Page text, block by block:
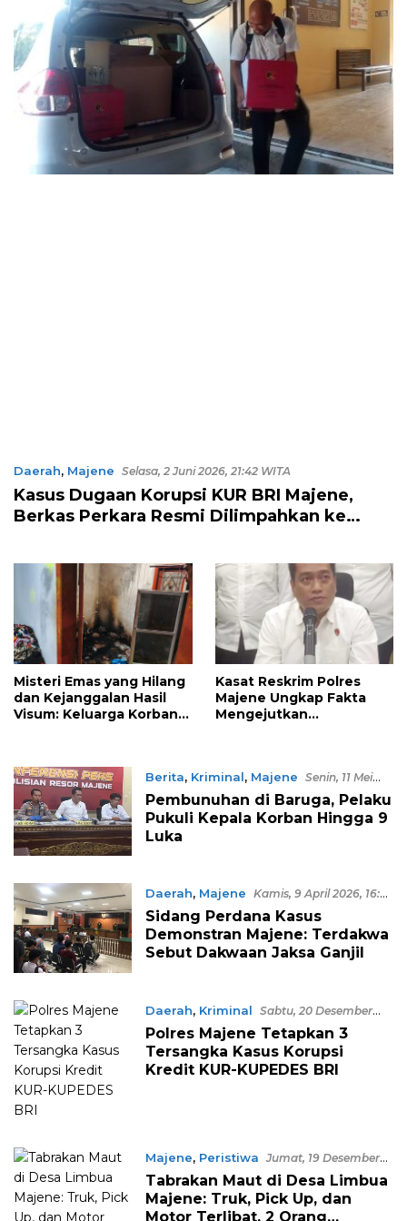
Daerah, Majene Selasa, 2 Juni 2026, 21:42 WITA
Kasus Dugaan Korupsi KUR BRI Majene,
Berkas Perkara Resmi Dilimpahkan ke
Misteri Emas yang Hilang
dan Kejanggalan Hasil
Visum: Keluarga Korban
Polisi
Kasat Reskrim Polres
Majene Ungkap Fakta
Mengejutkan
Berita, Kriminal, Majene Senin, 11 Mei
2026, 11:48 WITA
Pembunuhan di Baruga, Pelaku
Pukuli Kepala Korban Hingga 9
Luka
Daerah, Majene Kamis, 9 April 2026, 16:52
WITA
Sidang Perdana Kasus
Demonstran Majene: Terdakwa
Sebut Dakwaan Jaksa Ganjil
Daerah, Kriminal Sabtu, 20 Desember
2025, 11:50 WITA
Polres Majene Tetapkan 3
Tersangka Kasus Korupsi
Kredit KUR-KUPEDES BRI
Majene, Peristiwa Jumat, 19 Desember
2025, 11:50 WITA
Tabrakan Maut di Desa Limbua
Majene: Truk, Pick Up, dan
Motor Terlibat, 2 Orang